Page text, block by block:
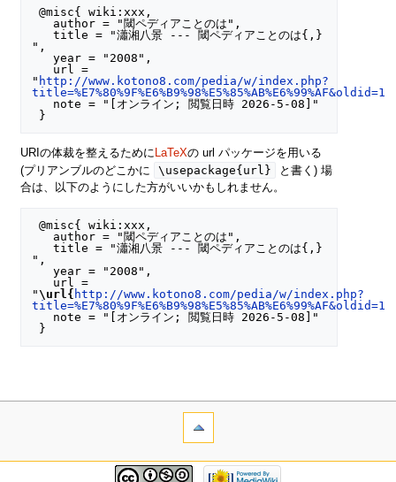
@misc{ wiki:xxx,
   title = "瀟湘八景 --- 閾ペディアことのは{,}
",
   year = "2008",
" http://www.kotono8.com/pedia/w/index.php?
URIの体裁を整えるために LaTeXの url パッケージを用いる
(プリアンブルのどこかに
\usepackage{url}
と書く) 場
合は、以下のようにした方がいいかもしれません。
@misc{ wiki:xxx,
   title = "瀟湘八景 --- 閾ペディアことのは{,}
",
   year = "2008",
"\url{ http://www.kotono8.com/pedia/w/index.php?